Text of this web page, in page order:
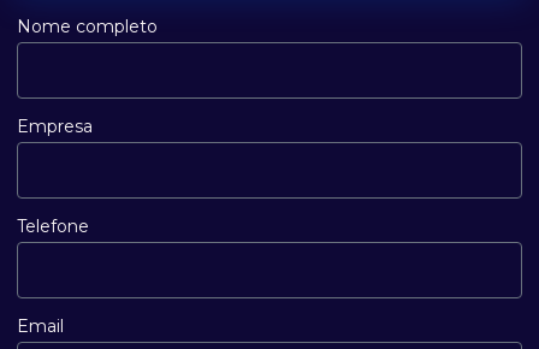
Nome completo
Empresa
Telefone
Email